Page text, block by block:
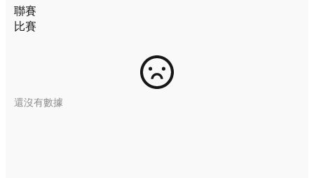
聯賽
比賽
還沒有數據